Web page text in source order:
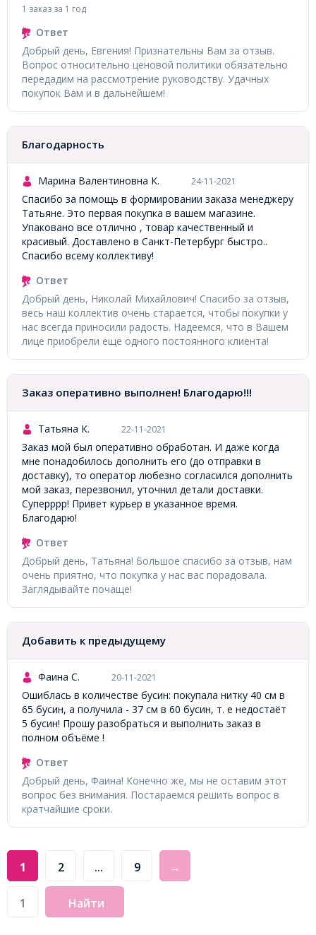
1 заказ за 1 год
Ответ
Добрый день, Евгения! Признательны Вам за отзыв.
Вопрос относительно ценовой политики обязательно
передадим на рассмотрение руководству. Удачных
покупок Вам и в дальнейшем!
Благодарность
Марина Валентиновна К. 24-11-2021
Спасибо за помощь в формировании заказа менеджеру
Татьяне. Это первая покупка в вашем магазине.
Упаковано все отлично , товар качественный и
красивый. Доставлено в Санкт-Петербург быстро..
Спасибо всему коллективу!
Ответ
Добрый день, Николай Михайлович! Спасибо за отзыв,
весь наш коллектив очень старается, чтобы покупки у
нас всегда приносили радость. Надеемся, что в Вашем
лице приобрели еще одного постоянного клиента!
Заказ оперативно выполнен! Благодарю!!!
Татьяна К. 22-11-2021
Заказ мой был оперативно обработан. И даже когда
мне понадобилось дополнить его (до отправки в
доставку), то оператор любезно согласился дополнить
мой заказ, перезвонил, уточнил детали доставки.
Суперррр! Привет курьер в указанное время.
Благодарю!
Ответ
Добрый день, Татьяна! Большое спасибо за отзыв, нам
очень приятно, что покупка у нас вас порадовала.
Заглядывайте почаще!
Добавить к предыдущему
Фаина С. 20-11-2021
Ошиблась в количестве бусин: покупала нитку 40 см в
65 бусин, а получила - 37 см в 60 бусин, т. е недостаёт
5 бусин! Прошу разобраться и выполнить заказ в
полном объёме !
Ответ
Добрый день, Фаина! Конечно же, мы не оставим этот
вопрос без внимания. Постараемся решить вопрос в
кратчайшие сроки.
1 2 ... 9 →
Найти